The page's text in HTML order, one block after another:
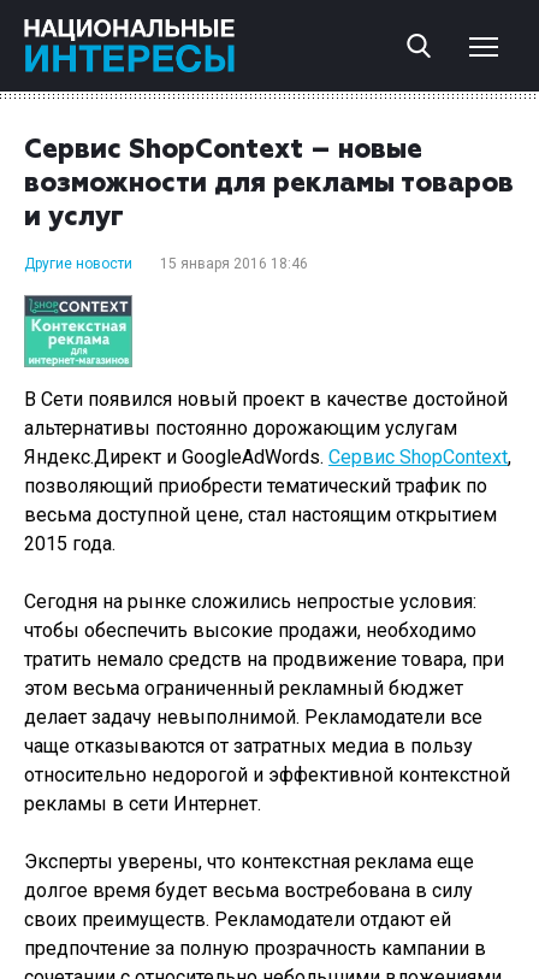
Сервис ShopContext – новые
возможности для рекламы товаров
и услуг
Другие новости 15 января 2016 18:46
В Сети появился новый проект в качестве достойной
альтернативы постоянно дорожающим услугам
Яндекс.Директ и GoogleAdWords. Сервис ShopContext,
позволяющий приобрести тематический трафик по
весьма доступной цене, стал настоящим открытием
2015 года.
Сегодня на рынке сложились непростые условия:
чтобы обеспечить высокие продажи, необходимо
тратить немало средств на продвижение товара, при
этом весьма ограниченный рекламный бюджет
делает задачу невыполнимой. Рекламодатели все
чаще отказываются от затратных медиа в пользу
относительно недорогой и эффективной контекстной
рекламы в сети Интернет.
Эксперты уверены, что контекстная реклама еще
долгое время будет весьма востребована в силу
своих преимуществ. Рекламодатели отдают ей
предпочтение за полную прозрачность кампании в